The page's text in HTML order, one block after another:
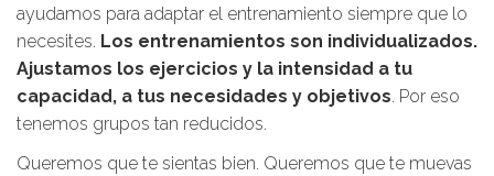
ayudamos para adaptar el entrenamiento siempre que lo
necesites. Los entrenamientos son individualizados.
Ajustamos los ejercicios y la intensidad a tu
capacidad, a tus necesidades y objetivos. Por eso
tenemos grupos tan reducidos.
Queremos que te sientas bien. Queremos que te muevas